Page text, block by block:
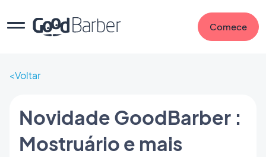
Comece
Voltar
Novidade GoodBarber :
Mostruário e mais